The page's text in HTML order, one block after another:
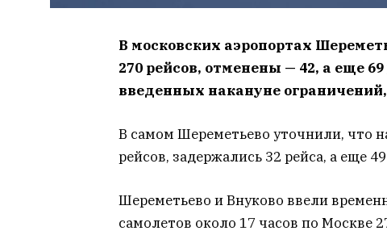
В московских аэропортах
270 рейсов, отменены — 42, а еще
введенных накануне
В самом Шереметьево уточнили, что
рейсов, задержались 32 рейса, а еще
Шереметьево и Внуково ввели
самолетов около 17 часов по Москве